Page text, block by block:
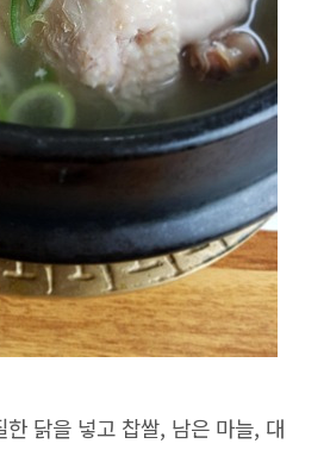
한 닭을 넣고 찹쌀, 남은 마늘, 대